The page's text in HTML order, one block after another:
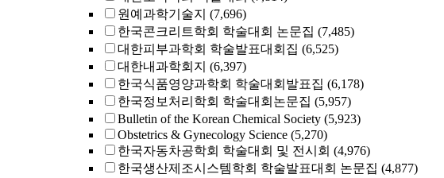
원예과학기술지 (7,696)
한국콘크리트학회 학술대회 논문집 (7,485)
대한피부과학회 학술발표대회집 (6,525)
대한내과학회지 (6,397)
한국식품영양과학회 학술대회발표집 (6,178)
한국정보처리학회 학술대회논문집 (5,957)
Bulletin of the Korean Chemical Society (5,923)
Obstetrics & Gynecology Science (5,270)
한국자동차공학회 학술대회 및 전시회 (4,976)
한국생산제조시스템학회 학술발표대회 논문집 (4,877)